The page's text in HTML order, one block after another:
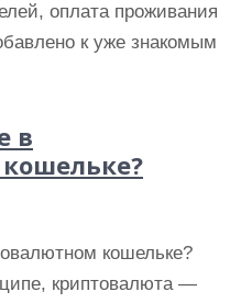
оплата проживания
к уже знакомым
в
кошельке?
криптовалюта —